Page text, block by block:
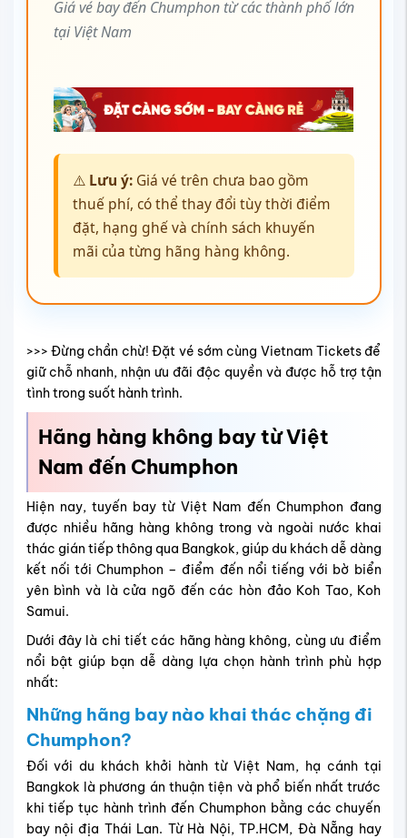
Giá vé bay đến Chumphon từ các thành phố lớn
tại Việt Nam
⚠️ Lưu ý:Giá vé trên chưa bao gồm
thuế phí, có thể thay đổi tùy thời điểm
đặt, hạng ghế và chính sách khuyến
mãi của từng hãng hàng không.
>>> Đừng chần chừ! Đặt vé sớm cùng Vietnam Tickets để
giữ chỗ nhanh, nhận ưu đãi độc quyền và được hỗ trợ tận
tình trong suốt hành trình.
Hãng hàng không bay từ Việt
Nam đến Chumphon
Hiện nay, tuyến bay từ Việt Nam đến Chumphon đang
được nhiều hãng hàng không trong và ngoài nước khai
thác gián tiếp thông qua Bangkok, giúp du khách dễ dàng
kết nối tới Chumphon – điểm đến nổi tiếng với bờ biển
yên bình và là cửa ngõ đến các hòn đảo Koh Tao, Koh
Samui.
Dưới đây là chi tiết các hãng hàng không, cùng ưu điểm
nổi bật giúp bạn dễ dàng lựa chọn hành trình phù hợp
nhất:
Những hãng bay nào khai thác chặng đi
Chumphon?
Đối với du khách khởi hành từ Việt Nam, hạ cánh tại
Bangkok là phương án thuận tiện và phổ biến nhất trước
khi tiếp tục hành trình đến Chumphon bằng các chuyến
bay nội địa Thái Lan. Từ Hà Nội, TP.HCM, Đà Nẵng hay